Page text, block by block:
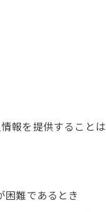
報を提供すること
難であるとき